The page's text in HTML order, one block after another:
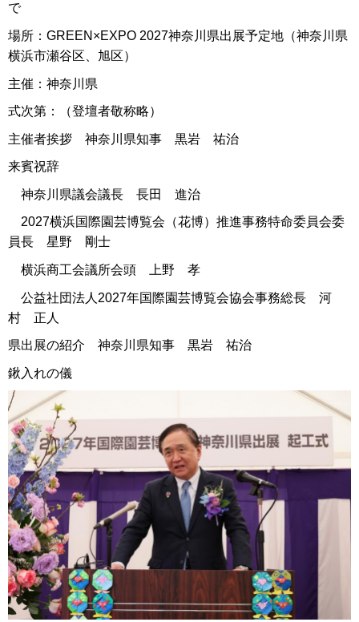
で
場所：GREEN×EXPO 2027神奈川県出展予定地（神奈川県
横浜市瀬谷区、旭区）
主催：神奈川県
式次第：（登壇者敬称略）
主催者挨拶 神奈川県知事 黒岩 祐治
来賓祝辞
神奈川県議会議⾧ ⾧田 進治
2027横浜国際園芸博覧会（花博）推進事務特命委員会委
員⾧ 星野 剛士
横浜商工会議所会頭 上野 孝
公益社団法人2027年国際園芸博覧会協会事務総⾧ 河
村 正人
県出展の紹介 神奈川県知事 黒岩 祐治
鍬入れの儀